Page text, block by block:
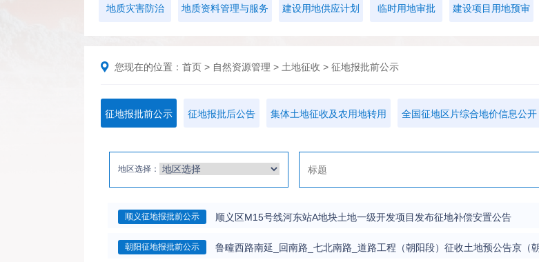
地质灾害防治 地质资料管理与服务 建设用地供应计划 临时用地审批 建设项目用地预审
您现在的位置： 首页 > 自然资源管理 > 土地征收 > 征地报批前公示
征地报批前公示 征地报批后公告 集体土地征收及农用地转用 全国征地区片综合地价信息公开